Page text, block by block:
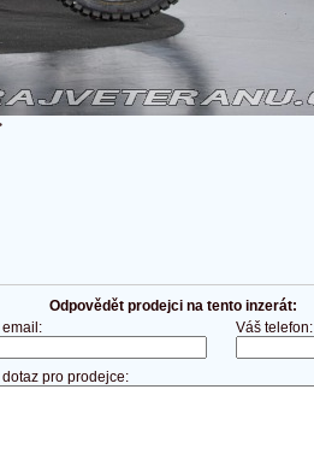
Odpovědět prodejci na tento inzerát:
email:
Váš telefon:
dotaz pro prodejce: